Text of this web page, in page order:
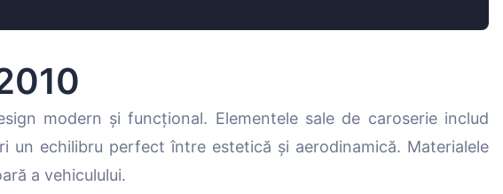
modern și funcțional. Elementele sale de caroserie includ
un echilibru perfect între estetică și aerodinamică. Materialele
a vehiculului.